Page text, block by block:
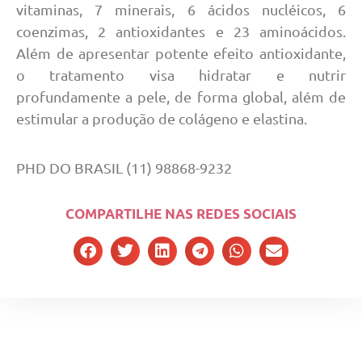
vitaminas, 7 minerais, 6 ácidos nucléicos, 6
coenzimas, 2 antioxidantes e 23 aminoácidos.
Além de apresentar potente efeito antioxidante,
o tratamento visa hidratar e nutrir
profundamente a pele, de forma global, além de
estimular a produção de colágeno e elastina.
PHD DO BRASIL (11) 98868-9232
COMPARTILHE NAS REDES SOCIAIS